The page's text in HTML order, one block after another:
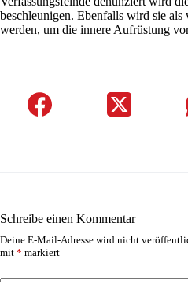
beschleunigen. Ebenfalls wird sie
werden, um die innere Aufrüstung
Schreibe einen Kommentar
Deine E-Mail-Adresse wird nicht
mit * markiert